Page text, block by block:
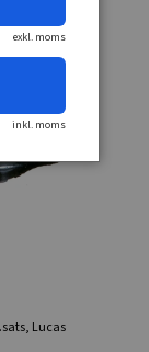
Lucas
exkl. moms
inkl. moms